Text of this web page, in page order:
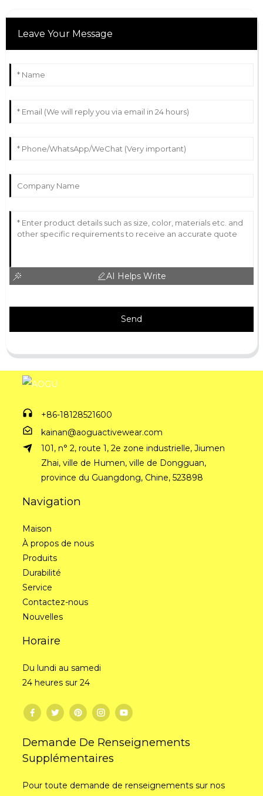
Leave Your Message
AI Helps Write
Send
+86-18128521600
kainan@aoguactivewear.com
101, n° 2, route 1, 2e zone industrielle, Jiumen
Zhai, ville de Humen, ville de Dongguan,
province du Guangdong, Chine, 523898
Navigation
Maison
À propos de nous
Produits
Durabilité
Service
Contactez-nous
Nouvelles
Horaire
Du lundi au samedi
24 heures sur 24
Demande De Renseignements
Supplémentaires
Pour toute demande de renseignements sur nos